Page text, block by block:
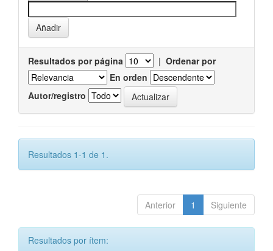
Resultados por página | Ordenar por
En orden
Autor/registro
Resultados 1-1 de 1.
Anterior 1 Siguiente
Resultados por ítem: